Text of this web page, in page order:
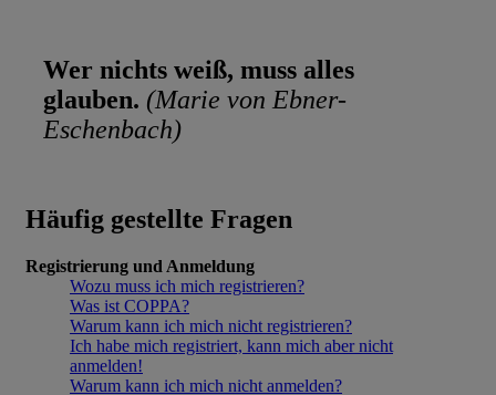
Wer nichts weiß, muss alles
glauben. (Marie von Ebner-
Eschenbach)
Häufig gestellte Fragen
Registrierung und Anmeldung
Wozu muss ich mich registrieren?
Was ist COPPA?
Warum kann ich mich nicht registrieren?
Ich habe mich registriert, kann mich aber nicht
anmelden!
Warum kann ich mich nicht anmelden?